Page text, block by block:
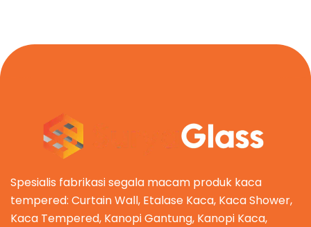
Spesialis fabrikasi segala macam produk kaca
tempered: Curtain Wall, Etalase Kaca, Kaca Shower,
Kaca Tempered, Kanopi Gantung, Kanopi Kaca,